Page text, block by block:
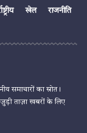
खेल
राजनीति
समाचारों का स्रोत।
ताज़ा खबरों के लिए